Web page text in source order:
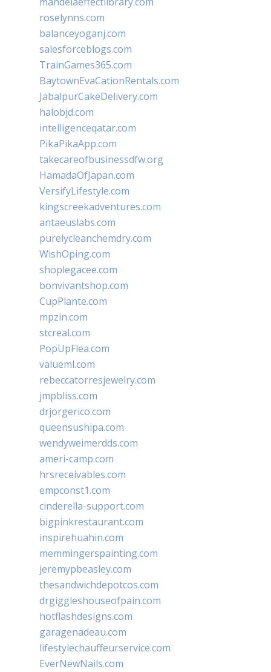
roselynns.com
balanceyoganj.com
salesforceblogs.com
TrainGames365.com
BaytownEvaCationRentals.com
JabalpurCakeDelivery.com
halobjd.com
intelligenceqatar.com
PikaPikaApp.com
takecareofbusinessdfw.org
HamadaOfJapan.com
VersifyLifestyle.com
kingscreekadventures.com
antaeuslabs.com
purelycleanchemdry.com
WishOping.com
shoplegacee.com
bonvivantshop.com
CupPlante.com
mpzin.com
stcreal.com
PopUpFlea.com
valueml.com
rebeccatorresjewelry.com
jmpbliss.com
drjorgerico.com
queensushipa.com
wendyweimerdds.com
ameri-camp.com
hrsreceivables.com
empconst1.com
cinderella-support.com
bigpinkrestaurant.com
inspirehuahin.com
memmingerspainting.com
jeremypbeasley.com
thesandwichdepotcos.com
drgiggleshouseofpain.com
hotflashdesigns.com
garagenadeau.com
lifestylechauffeurservice.com
EverNewNails.com